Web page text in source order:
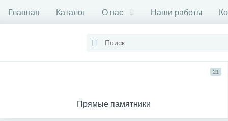
Главная Каталог О нас Наши работы
Прямые памятники
21